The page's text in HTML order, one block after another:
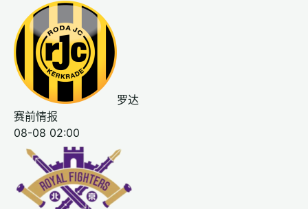
罗达
赛前情报
08-08 02:00